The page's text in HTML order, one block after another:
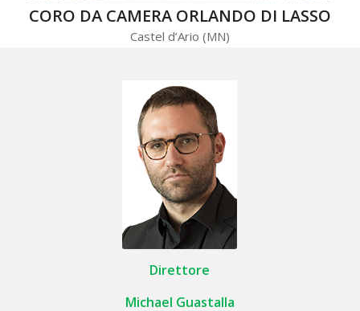
CORO DA CAMERA ORLANDO DI LASSO
Castel d’Ario (MN)
Direttore
Michael Guastalla